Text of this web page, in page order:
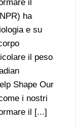
il
ha
e su
il peso
Shape Our
i nostri
il [...]